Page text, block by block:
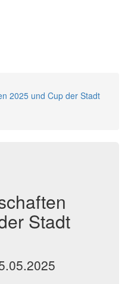
2025 und Cup der Stadt
Stadt